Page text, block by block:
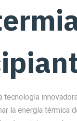
tecnología
la energía térmica